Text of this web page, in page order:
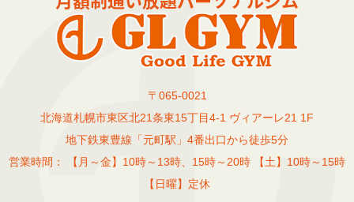
〒065-0021
北海道札幌市東区北21条東15丁目4-1 ヴィアーレ21 1F
地下鉄東豊線「元町駅」4番出口から徒歩5分
営業時間： 【月～金】10時～13時、15時～20時 【土】10時～15時
【日曜】定休